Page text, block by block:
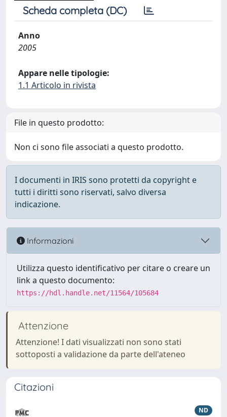
Scheda completa (DC)
Anno
2005
Appare nelle tipologie:
1.1 Articolo in rivista
File in questo prodotto:
Non ci sono file associati a questo prodotto.
I documenti in IRIS sono protetti da copyright e
tutti i diritti sono riservati, salvo diversa
indicazione.
Informazioni
Utilizza questo identificativo per citare o creare un
link a questo documento:
https://hdl.handle.net/11564/105684
Attenzione
Attenzione! I dati visualizzati non sono stati
sottoposti a validazione da parte dell'ateneo
Citazioni
ND